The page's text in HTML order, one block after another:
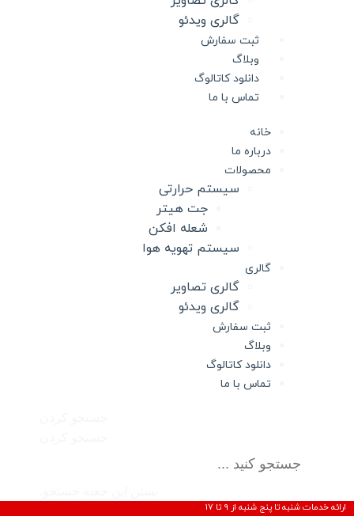
گالری ویدئو
ثبت سفارش
وبلاگ
دانلود کاتالوگ
تماس با ما
خانه
درباره ما
محصولات
سیستم حرارتی
جت هیتر
شعله افکن
سیستم تهویه هوا
گالری
گالری تصاویر
گالری ویدئو
ثبت سفارش
وبلاگ
دانلود کاتالوگ
تماس با ما
ارائه خدمات شنبه تا پنج شنبه از 9 تا 17